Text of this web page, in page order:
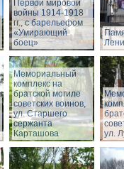
Первой мировой
войны 1914-1918
гг., с барельефом
«Умирающий
боец»
Мемориальный
комплекс на
братской могиле
советских воинов,
ул. Старшего
сержанта
Карташова
ул.